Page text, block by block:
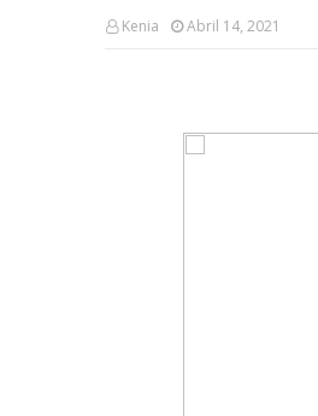
Kenia Abril 14, 2021